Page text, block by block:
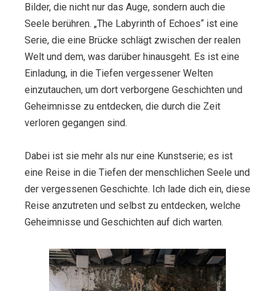
Bilder, die nicht nur das Auge, sondern auch die
Seele berühren. „The Labyrinth of Echoes“ ist eine
Serie, die eine Brücke schlägt zwischen der realen
Welt und dem, was darüber hinausgeht. Es ist eine
Einladung, in die Tiefen vergessener Welten
einzutauchen, um dort verborgene Geschichten und
Geheimnisse zu entdecken, die durch die Zeit
verloren gegangen sind.
Dabei ist sie mehr als nur eine Kunstserie; es ist
eine Reise in die Tiefen der menschlichen Seele und
der vergessenen Geschichte. Ich lade dich ein, diese
Reise anzutreten und selbst zu entdecken, welche
Geheimnisse und Geschichten auf dich warten.